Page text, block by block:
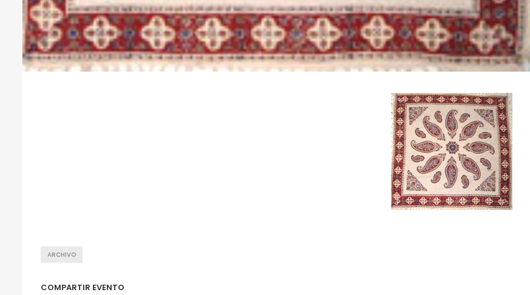
ARCHIVO
COMPARTIR EVENTO